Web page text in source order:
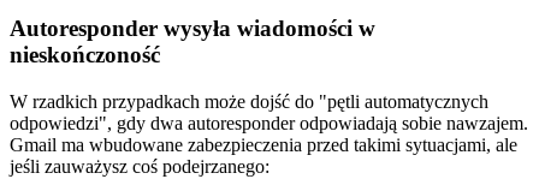
Autoresponder wysyła wiadomości w
nieskończoność
W rzadkich przypadkach może dojść do "pętli automatycznych
odpowiedzi", gdy dwa autoresponder odpowiadają sobie nawzajem.
Gmail ma wbudowane zabezpieczenia przed takimi sytuacjami, ale
jeśli zauważysz coś podejrzanego: